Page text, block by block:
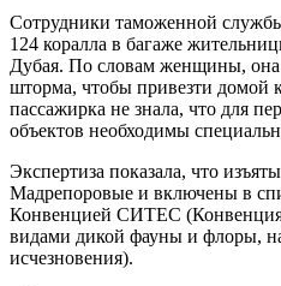
Сотрудники таможенной
124 коралла в багаже
Дубая. По словам женщины, она
шторма, чтобы привезти домой
пассажирка не знала, что для
объектов необходимы
Экспертиза показала, что
Мадрепоровые и включены в
Конвенцией СИТЕС (Конвенция
видами дикой фауны и флоры,
исчезновения).